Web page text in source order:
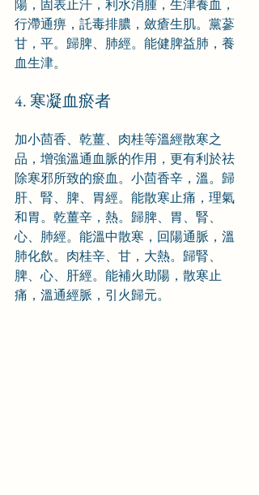
陽，固表止汗，利水消腫，生津養血，
行滯通痹，託毒排膿，斂瘡生肌。黨蔘
甘，平。歸脾、肺經。能健脾益肺，養
血生津。
4. 寒凝血瘀者
加小茴香、乾薑、肉桂等溫經散寒之
品，增強溫通血脈的作用，更有利於祛
除寒邪所致的瘀血。小茴香辛，溫。歸
肝、腎、脾、胃經。能散寒止痛，理氣
和胃。乾薑辛，熱。歸脾、胃、腎、
心、肺經。能溫中散寒，回陽通脈，溫
肺化飲。肉桂辛、甘，大熱。歸腎、
脾、心、肝經。能補火助陽，散寒止
痛，溫通經脈，引火歸元。